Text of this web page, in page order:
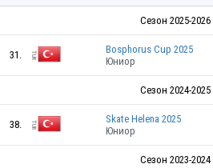
Сезон 2025-2026
31.
Bosphorus Cup 2025
Юниор
Сезон 2024-2025
38.
Skate Helena 2025
Юниор
Сезон 2023-2024